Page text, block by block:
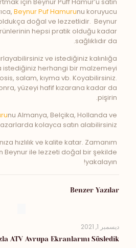
için Beynur Puff Hamur’u satın
Beynur Puf Hamurunu koruyucu
doğal ve lezzetlidir. Beynur
hepsi pratik olduğu kadar
sağlıklıdır da.
ve istediğiniz kalınlığa
istediğiniz herhangi bir malzemeyi
salam, kıyma vb. Koyabilirsiniz.
yüzeyi hafif kızarana kadar da
pişirin.
nu Almanya, Belçika, Hollanda ve
kolayca satın alabilirsiniz.
hızlılık ve kalite katar. Zamanım
Beynur ile lezzeti doğal bir şekilde
yakalayın!
Benzer Yazılar
ديسمبر 1, 2021
ATV Avrupa Ekranlarını Süsledik!